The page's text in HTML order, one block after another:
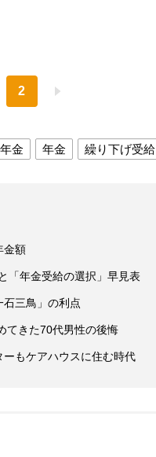
2
金 年金 繰り下げ受給
金額
「年金受給の選択」早見表
三鳥」の利点
きた70代男性の後悔
もケアハウスに住む時代